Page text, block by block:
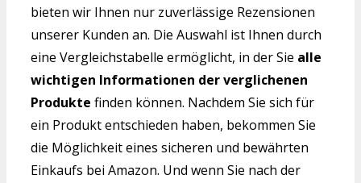
bieten wir Ihnen nur zuverlässige Rezensionen
unserer Kunden an. Die Auswahl ist Ihnen durch
eine Vergleichstabelle ermöglicht, in der Sie alle
wichtigen Informationen der verglichenen
Produkte finden können. Nachdem Sie sich für
ein Produkt entschieden haben, bekommen Sie
die Möglichkeit eines sicheren und bewährten
Einkaufs bei Amazon. Und wenn Sie nach der